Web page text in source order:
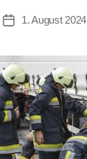
Beitragsdatum
1. August 2024